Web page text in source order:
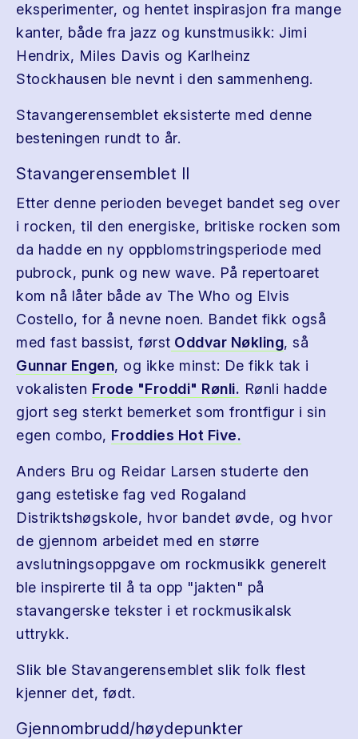
eksperimenter, og hentet inspirasjon fra mange
kanter, både fra jazz og kunstmusikk: Jimi
Hendrix, Miles Davis og Karlheinz
Stockhausen ble nevnt i den sammenheng.
Stavangerensemblet eksisterte med denne
besteningen rundt to år.
Stavangerensemblet II
Etter denne perioden beveget bandet seg over
i rocken, til den energiske, britiske rocken som
da hadde en ny oppblomstringsperiode med
pubrock, punk og new wave. På repertoaret
kom nå låter både av The Who og Elvis
Costello, for å nevne noen. Bandet fikk også
med fast bassist, først Oddvar Nøkling, så
Gunnar Engen, og ikke minst: De fikk tak i
vokalisten Frode "Froddi" Rønli. Rønli hadde
gjort seg sterkt bemerket som frontfigur i sin
egen combo, Froddies Hot Five.
Anders Bru og Reidar Larsen studerte den
gang estetiske fag ved Rogaland
Distriktshøgskole, hvor bandet øvde, og hvor
de gjennom arbeidet med en større
avslutningsoppgave om rockmusikk generelt
ble inspirerte til å ta opp "jakten" på
stavangerske tekster i et rockmusikalsk
uttrykk.
Slik ble Stavangerensemblet slik folk flest
kjenner det, født.
Gjennombrudd/høydepunkter